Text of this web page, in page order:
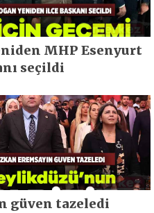
MHP Esenyurt
seçildi
güven tazeledi